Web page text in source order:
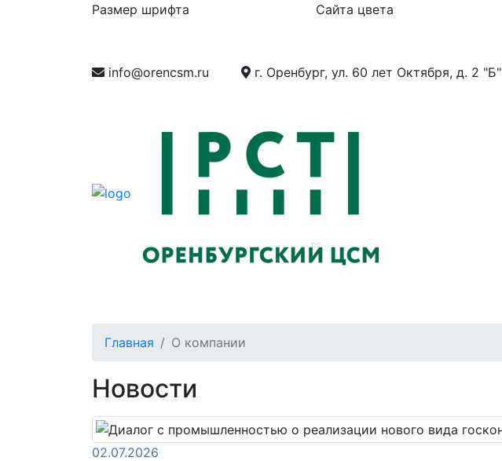
Размер шрифта Сайта цвета
info@orencsm.ru г. Оренбург, ул. 60 лет Октября, д. 2 "Б"
Главная О компании
Новости
02.07.2026